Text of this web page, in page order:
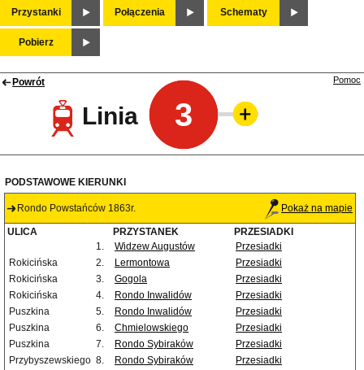
Przystanki Połączenia Schematy
Pobierz
Powrót
Linia 3
Pomoc
PODSTAWOWE KIERUNKI
Rondo Powstańców 1863r. Pokaż na mapie
ULICA PRZYSTANEK
PRZESIADKI
1.
Widzew Augustów
Przesiadki
Rokicińska
2. Lermontowa
Przesiadki
Rokicińska
3. Gogola
Przesiadki
Rokicińska
4. Rondo Inwalidów
Przesiadki
Puszkina
5. Rondo Inwalidów
Przesiadki
Puszkina
6. Chmielowskiego
Przesiadki
Puszkina
7. Rondo Sybiraków
Przesiadki
Przybyszewskiego 8. Rondo Sybiraków
Przesiadki